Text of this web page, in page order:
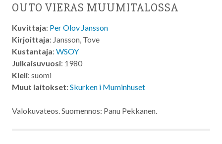
OUTO VIERAS MUUMITALOSSA
Kuvittaja: Per Olov Jansson
Kirjoittaja: Jansson, Tove
Kustantaja: WSOY
Julkaisuvuosi: 1980
Kieli: suomi
Muut laitokset: Skurken i Muminhuset
Valokuvateos. Suomennos: Panu Pekkanen.